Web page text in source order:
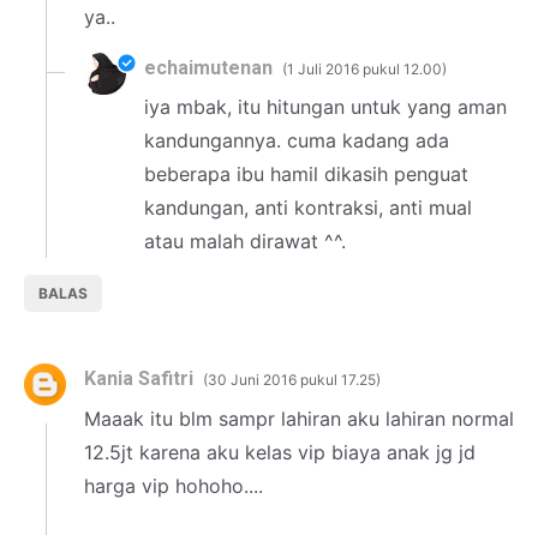
ya..
BALAS
echaimutenan 1 Juli 2016 pukul 12.00
iya mbak, itu hitungan untuk yang aman
kandungannya. cuma kadang ada
beberapa ibu hamil dikasih penguat
kandungan, anti kontraksi, anti mual
atau malah dirawat ^^.
Kania Safitri 30 Juni 2016 pukul 17.25
Maaak itu blm sampr lahiran aku lahiran normal
12.5jt karena aku kelas vip biaya anak jg jd
harga vip hohoho....